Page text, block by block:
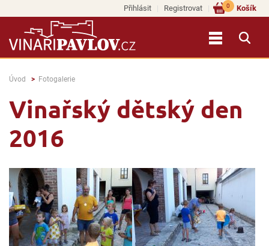
Přihlásit Registrovat Košík
0
Úvod Fotogalerie
Vinařský dětský den
2016